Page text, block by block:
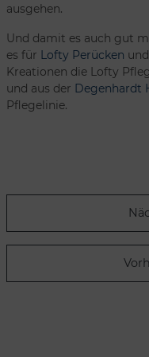
ausgehen.
Und damit es auch gut
es für Lofty Perücken
Kreationen die Lofty
und aus der Degenhardt
Pflegelinie.